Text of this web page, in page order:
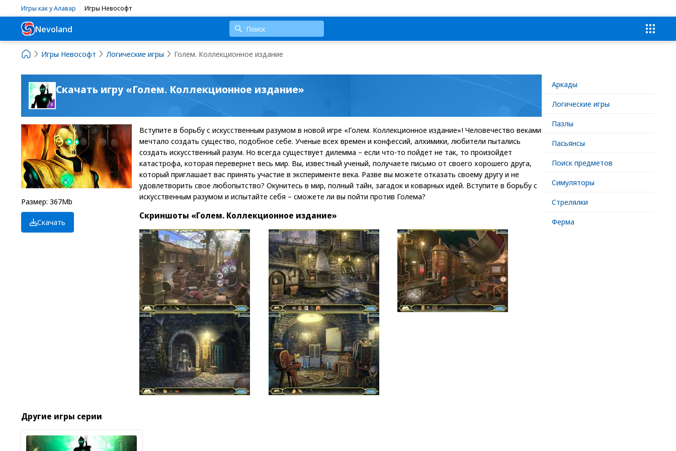
Игры как у Алавар Игры Невософт
Nevoland
Игры Невософт Логические игры Голем. Коллекционное издание
Скачать игру «Голем. Коллекционное издание»
Размер: 367Mb
Скачать
Вступите в борьбу с искусственным разумом в новой игре «Голем. Коллекционное издание»! Человечество веками
мечтало создать существо, подобное себе. Ученые всех времен и конфессий, алхимики, любители пытались
создать искусственный разум. Но всегда существует дилемма – если что-то пойдет не так, то произойдет
катастрофа, которая перевернет весь мир. Вы, известный ученый, получаете письмо от своего хорошего друга,
который приглашает вас принять участие в эксперименте века. Разве вы можете отказать своему другу и не
удовлетворить свое любопытство? Окунитесь в мир, полный тайн, загадок и коварных идей. Вступите в борьбу с
искусственным разумом и испытайте себя – сможете ли вы пойти против Голема?
Скриншоты «Голем. Коллекционное издание»
Другие игры серии
Аркады
Логические игры
Пазлы
Пасьянсы
Поиск предметов
Симуляторы
Стрелялки
Ферма